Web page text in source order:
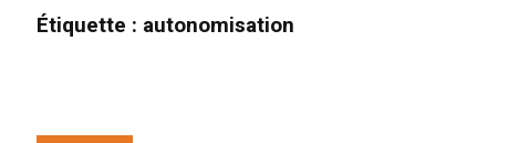
Étiquette : autonomisation